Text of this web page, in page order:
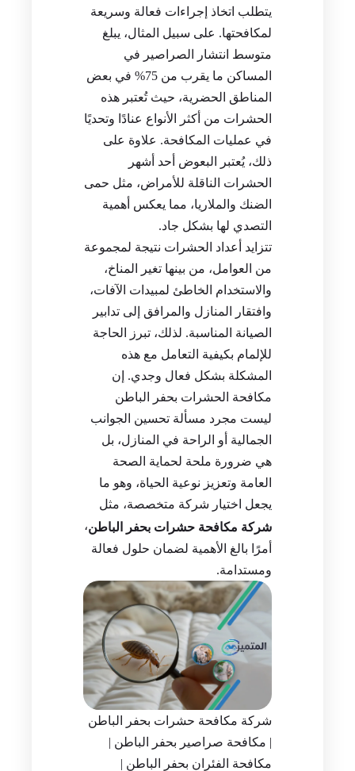
يتطلب اتخاذ إجراءات فعالة وسريعة
لمكافحتها. على سبيل المثال، يبلغ
متوسط انتشار الصراصير في
المساكن ما يقرب من 75% في بعض
المناطق الحضرية، حيث تُعتبر هذه
الحشرات من أكثر الأنواع عنادًا وتحديًا
في عمليات المكافحة. علاوة على
ذلك، يُعتبر البعوض أحد أشهر
الحشرات الناقلة للأمراض، مثل حمى
الضنك والملاريا، مما يعكس أهمية
التصدي لها بشكل جاد.
تتزايد أعداد الحشرات نتيجة لمجموعة
من العوامل، من بينها تغير المناخ،
والاستخدام الخاطئ لمبيدات الآفات،
وافتقار المنازل والمرافق إلى تدابير
الصيانة المناسبة. لذلك، تبرز الحاجة
للإلمام بكيفية التعامل مع هذه
المشكلة بشكل فعال وجدي. إن
مكافحة الحشرات بحفر الباطن
ليست مجرد مسألة تحسين الجوانب
الجمالية أو الراحة في المنازل، بل
هي ضرورة ملحة لحماية الصحة
العامة وتعزيز نوعية الحياة، وهو ما
يجعل اختيار شركة متخصصة، مثل
شركة مكافحة حشرات بحفر الباطن،
أمرًا بالغ الأهمية لضمان حلول فعالة
ومستدامة.
شركة مكافحة حشرات بحفر الباطن
| مكافحة صراصير بحفر الباطن |
مكافحة الفئران بحفر الباطن |